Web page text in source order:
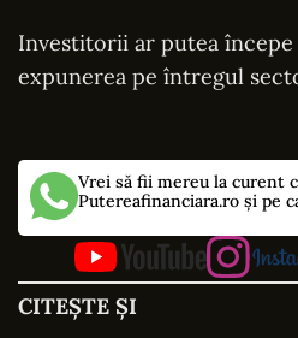
Investitorii ar putea începe
expunerea pe întregul
Vrei să fii mereu la curent
Putereafinanciara.ro și pe
CITEȘTE ȘI